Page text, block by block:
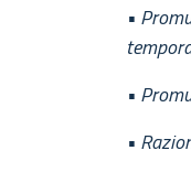
•
•
•